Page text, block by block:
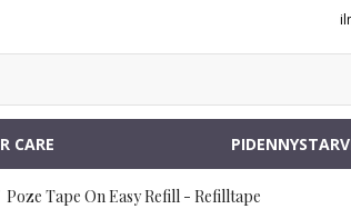
CARE
Poze Tape On Easy Refill - Refilltape